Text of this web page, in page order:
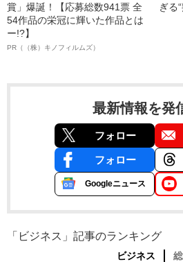
賞」爆誕！【応募総数941票 全
54作品の栄冠に輝いた作品とは
ー!?】
PR（（株）キノフィルムズ）
ぎる
最新情報を発
フォロー
フォロー
Googleニュース
「ビジネス」記事のランキング
ビジネス